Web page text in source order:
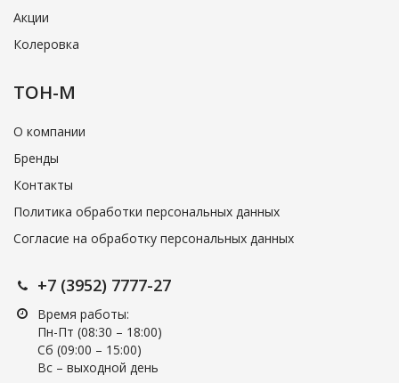
Акции
Колеровка
ТОН-М
О компании
Бренды
Контакты
Политика обработки персональных данных
Согласие на обработку персональных данных
+7 (3952) 7777-27
Время работы:
Пн-Пт (08:30 – 18:00)
Cб (09:00 – 15:00)
Вс – выходной день